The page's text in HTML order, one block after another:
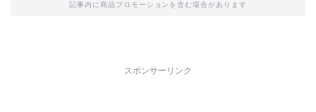
記事内に商品プロモーションを含む場合があります
スポンサーリンク